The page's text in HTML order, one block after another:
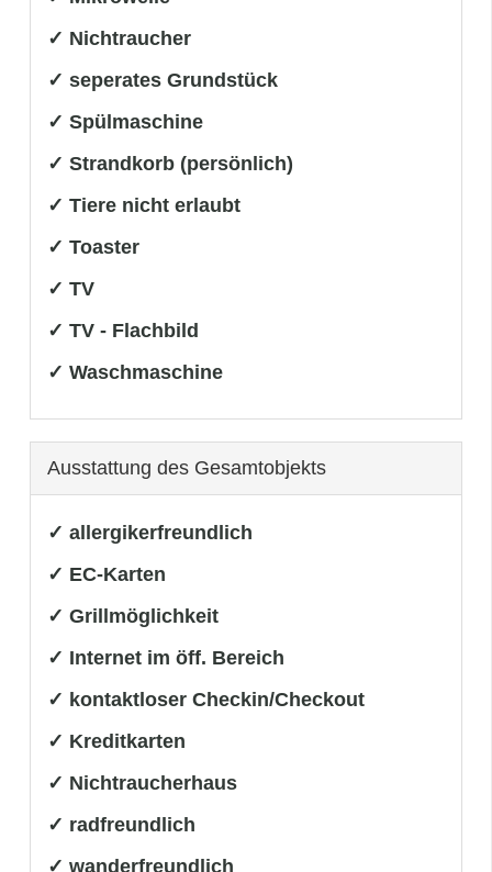
✓ Nichtraucher
✓ seperates Grundstück
✓ Spülmaschine
✓ Strandkorb (persönlich)
✓ Tiere nicht erlaubt
✓ Toaster
✓ TV
✓ TV - Flachbild
✓ Waschmaschine
Ausstattung des Gesamtobjekts
✓ allergikerfreundlich
✓ EC-Karten
✓ Grillmöglichkeit
✓ Internet im öff. Bereich
✓ kontaktloser Checkin/Checkout
✓ Kreditkarten
✓ Nichtraucherhaus
✓ radfreundlich
✓ wanderfreundlich